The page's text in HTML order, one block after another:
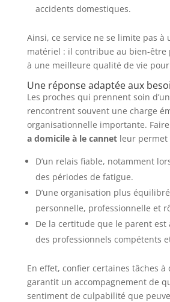
accidents domestiques.
Ainsi, ce service ne se limite pas à
matériel : il contribue au bien-être
à une meilleure qualité de vie
Une réponse adaptée aux
Les proches qui prennent soin
rencontrent souvent une charge
organisationnelle importante.
a domicile à le cannetleur permet
D’un relais fiable, notamment
des périodes de fatigue.
D’une organisation plus
personnelle, professionnelle et
De la certitude que le parent est
des professionnels compétents
En effet, confier certaines tâches à
garantit un accompagnement de
sentiment de culpabilité que